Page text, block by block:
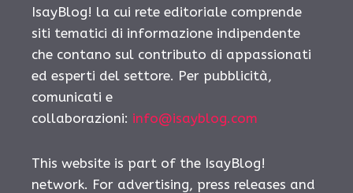
IsayBlog! la cui rete editoriale comprende
siti tematici di informazione indipendente
che contano sul contributo di appassionati
ed esperti del settore. Per pubblicità,
comunicati e
collaborazioni: info@isayblog.com
This website is part of the IsayBlog!
network. For advertising, press releases and